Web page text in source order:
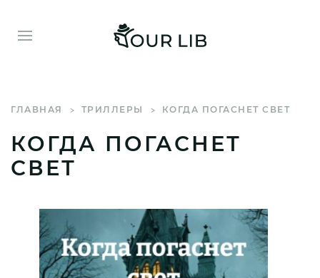
ГЛАВНАЯ ТРИЛЛЕРЫ КОГДА ПОГАСНЕТ СВЕТ
КОГДА ПОГАСНЕТ
СВЕТ